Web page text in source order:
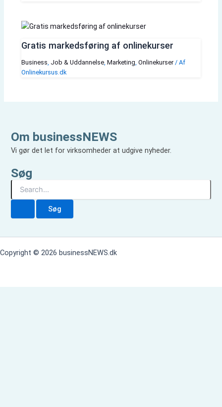
Gratis markedsføring af onlinekurser
Business Job & Uddannelse, Marketing Onlinekurser/ Af
Onlinekursus.dk
Om businessNEWS
Vi gør det let for virksomheder at udgive nyheder.
Søg
r
Copyright © 2026 businessNEWS.dk